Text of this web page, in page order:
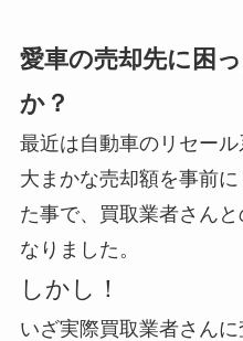
愛車の売却先に困
か？
最近は自動車のリセー
大まかな売却額を事前
た事で、買取業者さん
なりました。
しかし！
いざ実際買取業者さんに